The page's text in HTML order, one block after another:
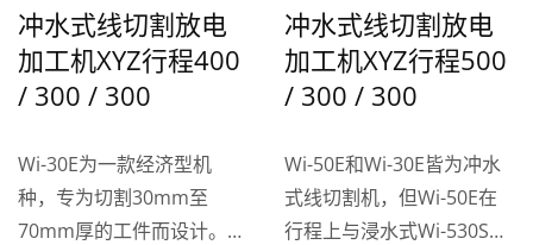
冲水式线切割放电
加工机XYZ行程400
/ 300 / 300
Wi-30E为一款经济型机
种，专为切割30mm至
70mm厚的工件而设计。尽
冲水式线切割放电
加工机XYZ行程500
/ 300 / 300
Wi-50E和Wi-30E皆为冲水
式线切割机，但Wi-50E在
行程上与浸水式Wi-530S相